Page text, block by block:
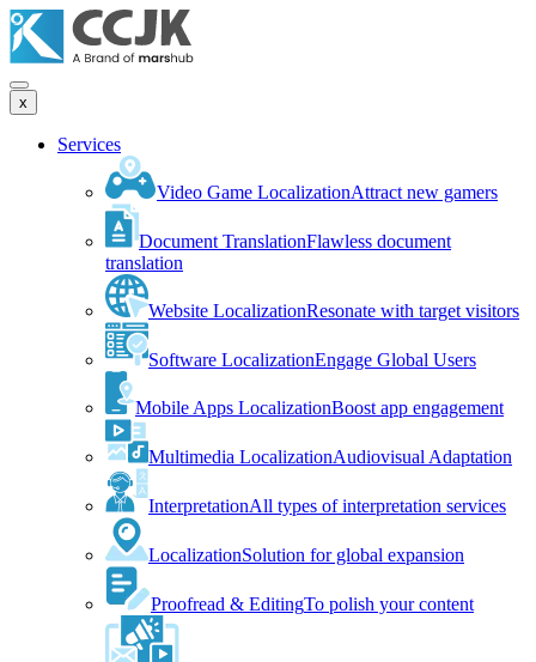
x
Services
Video Game LocalizationAttract new gamers
Document TranslationFlawless document
translation
Website LocalizationResonate with target visitors
Software LocalizationEngage Global Users
Mobile Apps LocalizationBoost app engagement
Multimedia LocalizationAudiovisual Adaptation
InterpretationAll types of interpretation services
LocalizationSolution for global expansion
Proofread & EditingTo polish your content